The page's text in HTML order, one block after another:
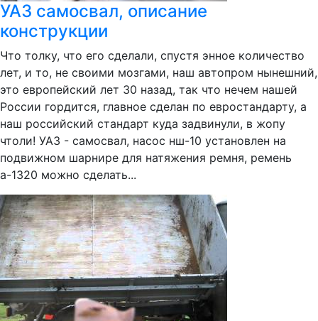
УАЗ самосвал, описание
конструкции
Что толку, что его сделали, спустя энное количество
лет, и то, не своими мозгами, наш автопром нынешний,
это европейский лет 30 назад, так что нечем нашей
России гордится, главное сделан по евростандарту, а
наш российский стандарт куда задвинули, в жопу
чтоли! УАЗ - самосвал, насос нш-10 установлен на
подвижном шарнире для натяжения ремня, ремень
а-1320 можно сделать...